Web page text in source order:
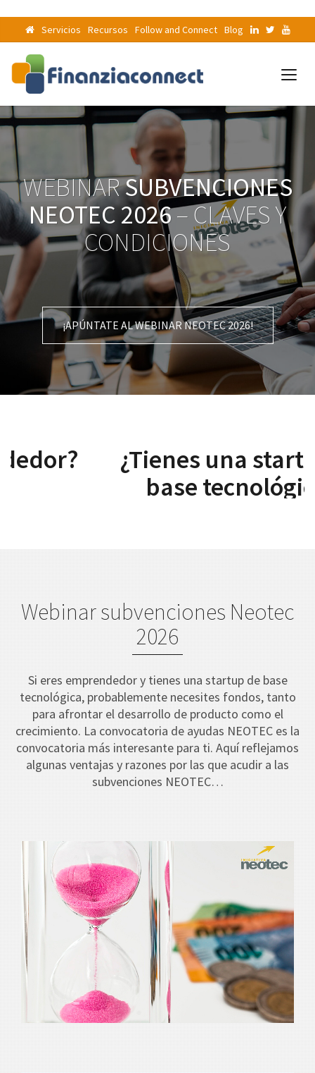
Servicios Recursos Follow and Connect Blog
WEBINARSUBVENCIONES
NEOTEC 2026– CLAVES Y
CONDICIONES
¡APÚNTATE AL WEBINAR NEOTEC 2026!
¿Tienes una startup de
base tecnológica?
Webinar subvenciones Neotec
2026
Si eres emprendedor y tienes una startup de base
tecnológica, probablemente necesites fondos, tanto
para afrontar el desarrollo de producto como el
crecimiento. La convocatoria de ayudas NEOTEC es la
convocatoria más interesante para ti. Aquí reflejamos
algunas ventajas y razones por las que acudir a las
subvenciones NEOTEC…